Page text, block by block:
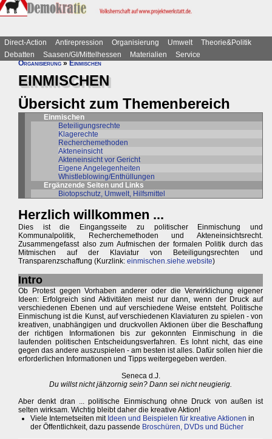
Direct-Action Antirepression Organisierung Umwelt
Theorie&Politik
Debatten
Saasen/GI/Mittelhessen Materialien
Service
Organisierung»Einmischen
EINMISCHEN
Übersicht zum Themenbereich
Einmischen
Beteiligungsrechte
Klagerechte
Recherchemethoden
Akteneinsicht
Akteneinsicht vor Gericht
Eigene Angelegenheiten
Whistleblowing/Enthüllungen
Ergänzende Seiten und Links
Biotopschutz, Umwelt, Hilfsmittel
Herzlich willkommen ...
Dies ist die Eingangsseite zu politischer Einmischung und
Kommunalpolitik, Recherchemethoden und Akteneinsichtsrecht.
Zusammengefasst also zum Aufmischen der formalen Politik durch das
Mitmischen auf der Klaviatur von Beteiligungsrechten und
Transparenzschaffung (Kurzlink: einmischen.siehe.website)
Intro
Ob Protest gegen Vorhaben anderer oder die Verwirklichung eigener
Ideen: Erfolgreich sind Aktivitäten meist nur dann, wenn der Druck auf
verschiedenen Ebenen und auf verschiedene Weise entsteht. Politische
Einmischung ist die Kunst, auf verschiedenen Klaviaturen zu spielen - von
kreativen, unabhängigen und druckvollen Aktionen über die Beschaffung
der richtigen Informationen bis zur gekonnten Einmischung in die
laufenden politischen Entscheidungsverfahren. Es lohnt nicht, das eine
gegen das andere auszuspielen - am besten ist alles. Dafür sollen hier die
erforderlichen Informationen und Tipps weitergegeben werden.
Seneca d.J.
Du willst nicht jähzornig sein? Dann sei nicht neugierig.
Aber denkt dran ... politische Einmischung ohne Druck von außen ist
selten wirksam. Wichtig bleibt daher die kreative Aktion!
Viele Internetseiten mit Ideen und Beispielen für kreative Aktionen in
der Öffentlichkeit, dazu passende Broschüren, DVDs und Bücher